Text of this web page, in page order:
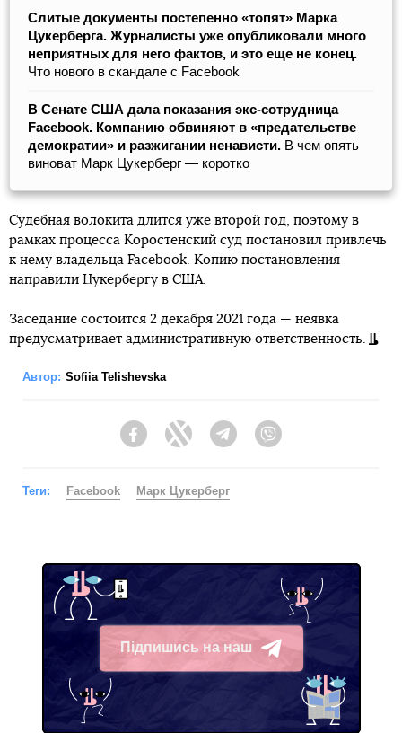
Слитые документы постепенно «топят» Марка
Цукерберга. Журналисты уже опубликовали много
неприятных для него фактов, и это еще не конец.
Что нового в скандале с Facebook
В Сенате США дала показания экс-сотрудница
Facebook. Компанию обвиняют в «предательстве
демократии» и разжигании ненависти. В чем опять
виноват Марк Цукерберг — коротко
Судебная волокита длится уже второй год, поэтому в
рамках процесса Коростенский суд постановил привлечь
к нему владельца Facebook. Копию постановления
направили Цукербергу в США.
Заседание состоится 2 декабря 2021 года — неявка
предусматривает административную ответственность.
Автор: Sofiia Telishevska
FacebookTwitter Telegram
Теги: Facebook Марк Цукерберг
Підпишись на наш
Telegram